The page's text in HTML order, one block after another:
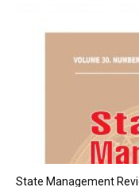
State Management